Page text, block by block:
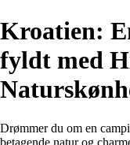
Kroatien:
fyldt med
Drømmer du om en
betagende natur og